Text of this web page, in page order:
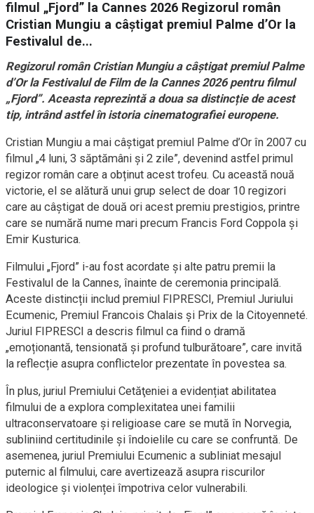
filmul „Fjord” la Cannes 2026 Regizorul român
Cristian Mungiu a câștigat premiul Palme d’Or la
Festivalul de...
Regizorul român Cristian Mungiu a câștigat premiul Palme
d’Or la Festivalul de Film de la Cannes 2026 pentru filmul
„Fjord”. Aceasta reprezintă a doua sa distincție de acest
tip, intrând astfel în istoria cinematografiei europene.
Cristian Mungiu a mai câștigat premiul Palme d’Or în 2007 cu
filmul „4 luni, 3 săptămâni și 2 zile”, devenind astfel primul
regizor român care a obținut acest trofeu. Cu această nouă
victorie, el se alătură unui grup select de doar 10 regizori
care au câștigat de două ori acest premiu prestigios, printre
care se numără nume mari precum Francis Ford Coppola și
Emir Kusturica.
Filmului „Fjord” i-au fost acordate și alte patru premii la
Festivalul de la Cannes, înainte de ceremonia principală.
Aceste distincții includ premiul FIPRESCI, Premiul Juriului
Ecumenic, Premiul Francois Chalais și Prix de la Citoyenneté.
Juriul FIPRESCI a descris filmul ca fiind o dramă
„emoționantă, tensionată și profund tulburătoare”, care invită
la reflecție asupra conflictelor prezentate în povestea sa.
În plus, juriul Premiului Cetăţeniei a evidențiat abilitatea
filmului de a explora complexitatea unei familii
ultraconservatoare și religioase care se mută în Norvegia,
subliniind certitudinile și îndoielile cu care se confruntă. De
asemenea, juriul Premiului Ecumenic a subliniat mesajul
puternic al filmului, care avertizează asupra riscurilor
ideologice și violenței împotriva celor vulnerabili.